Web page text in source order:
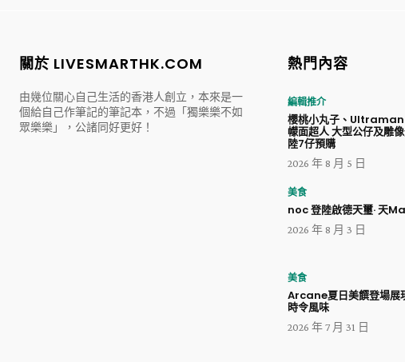
關於 LIVESMARTHK.COM
由幾位關心自己生活的香港人創立，本來是一
個給自己作筆記的筆記本，不過「獨樂樂不如
眾樂樂」，公諸同好更好！
熱門內容
編輯推介
櫻桃小丸子、Ultraman
幪面超人 大型公仔及雕
陸7仔預購
2026 年 8 月 5 日
美食
noc 登陸啟德天璽· 天
2026 年 8 月 3 日
美食
Arcane夏日美饌登場展
時令風味
2026 年 7 月 31 日